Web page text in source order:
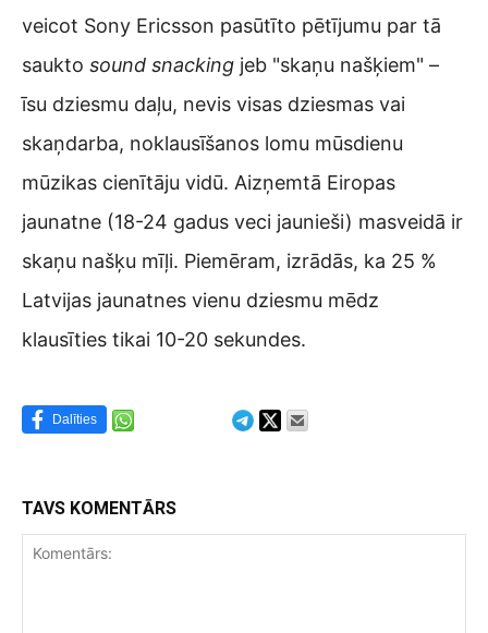
veicot Sony Ericsson pasūtīto pētījumu par tā
saukto sound snacking jeb "skaņu našķiem" –
īsu dziesmu daļu, nevis visas dziesmas vai
skaņdarba, noklausīšanos lomu mūsdienu
mūzikas cienītāju vidū. Aizņemtā Eiropas
jaunatne (18-24 gadus veci jaunieši) masveidā ir
skaņu našķu mīļi. Piemēram, izrādās, ka 25 %
Latvijas jaunatnes vienu dziesmu mēdz
klausīties tikai 10-20 sekundes.
Dalīties
TAVS KOMENTĀRS